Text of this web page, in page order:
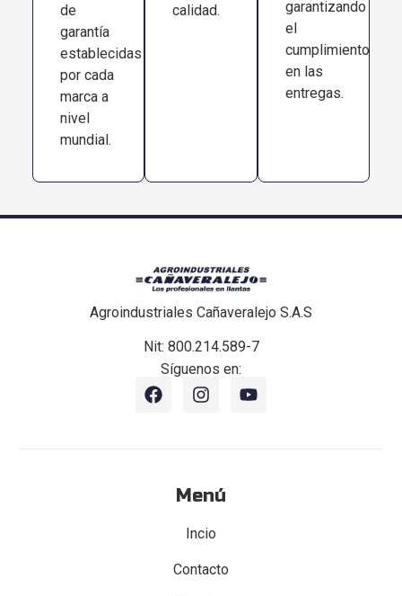
de
garantía
establecidas
por cada
marca a
nivel
mundial.
calidad.
garantizando
el
cumplimiento
en las
entregas.
Agroindustriales Cañaveralejo S.A.S
Nit: 800.214.589-7
Síguenos en:
Menú
Incio
Contacto